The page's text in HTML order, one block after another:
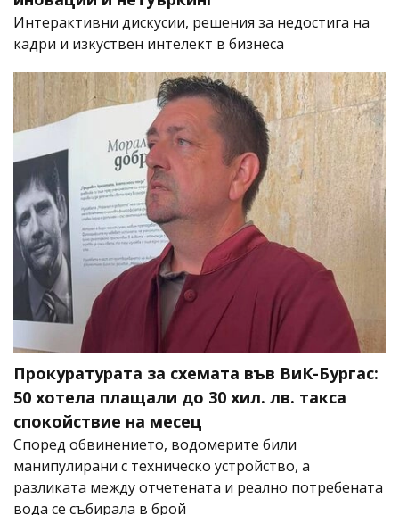
Интерактивни дискусии, решения за недостига на
кадри и изкуствен интелект в бизнеса
Прокуратурата за схемата във ВиК-Бургас:
50 хотела плащали до 30 хил. лв. такса
спокойствие на месец
Според обвинението, водомерите били
манипулирани с техническо устройство, а
разликата между отчетената и реално потребената
вода се събирала в брой